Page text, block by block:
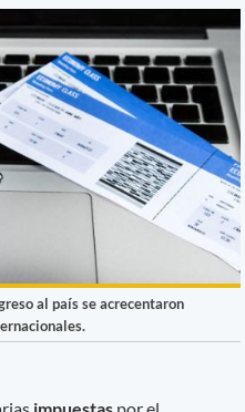
al país se acrecentaron